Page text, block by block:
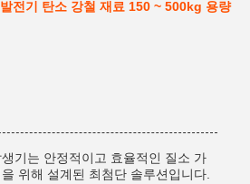
전기 탄소 강철 재료 150 ~ 500kg 용량
기는 안정적이고 효율적인 질소 가
위해 설계된 최첨단 솔루션입니다.